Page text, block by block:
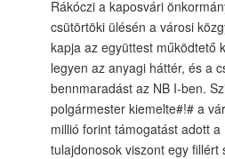
Rákóczi a kaposvári
csütörtöki ülésén a városi
kapja az együttest működtető
legyen az anyagi háttér, és a
bennmaradást az NB I-ben.
polgármester kiemelte#!# a
millió forint támogatást adott
tulajdonosok viszont egy fillért